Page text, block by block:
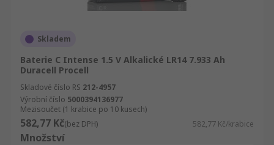
Skladem
Baterie C Intense 1.5 V Alkalické LR14 7.933 Ah
Duracell Procell
Skladové číslo RS 212-4957
Výrobní číslo 5000394136977
Mezisoučet (1 krabice po 10 kusech)
582,77 Kč(bez DPH) 582,77 Kč/krabice
Množství